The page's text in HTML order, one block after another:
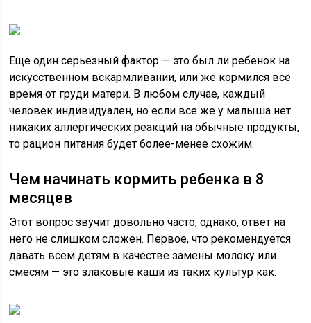
Еще один серьезный фактор — это был ли ребенок на
искусственном вскармливании, или же кормился все
время от груди матери. В любом случае, каждый
человек индивидуален, но если все же у малыша нет
никаких аллергических реакций на обычные продукты,
то рацион питания будет более-менее схожим.
Чем начинать кормить ребенка в 8
месяцев
Этот вопрос звучит довольно часто, однако, ответ на
него не слишком сложен. Первое, что рекомендуется
давать всем детям в качестве замены молоку или
смесям — это злаковые каши из таких культур как: